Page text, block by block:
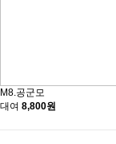
M8.공군모
대여 8,800원